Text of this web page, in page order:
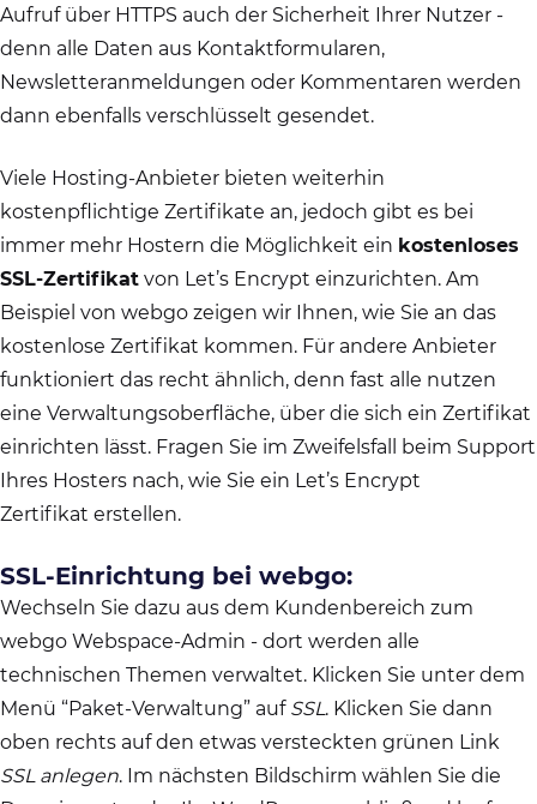
Aufruf über HTTPS auch der Sicherheit Ihrer Nutzer -
denn alle Daten aus Kontaktformularen,
Newsletteranmeldungen oder Kommentaren werden
dann ebenfalls verschlüsselt gesendet.
Viele Hosting-Anbieter bieten weiterhin
kostenpflichtige Zertifikate an, jedoch gibt es bei
immer mehr Hostern die Möglichkeit ein kostenloses
SSL-Zertifikat von Let’s Encrypt einzurichten. Am
Beispiel von webgo zeigen wir Ihnen, wie Sie an das
kostenlose Zertifikat kommen. Für andere Anbieter
funktioniert das recht ähnlich, denn fast alle nutzen
eine Verwaltungsoberfläche, über die sich ein Zertifikat
einrichten lässt. Fragen Sie im Zweifelsfall beim Support
Ihres Hosters nach, wie Sie ein Let’s Encrypt
Zertifikat erstellen.
SSL-Einrichtung bei webgo:
Wechseln Sie dazu aus dem Kundenbereich zum
webgo Webspace-Admin - dort werden alle
technischen Themen verwaltet. Klicken Sie unter dem
Menü “Paket-Verwaltung” auf SSL. Klicken Sie dann
oben rechts auf den etwas versteckten grünen Link
SSL anlegen. Im nächsten Bildschirm wählen Sie die